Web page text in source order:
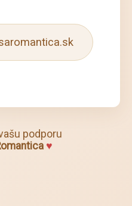
podporu
♥